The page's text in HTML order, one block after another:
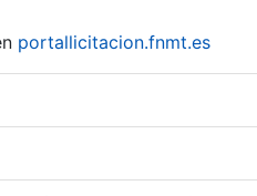
portallicitacion.fnmt.es